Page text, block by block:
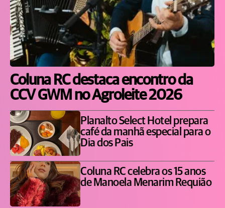
Coluna RC destaca encontro da
CCV GWM no Agroleite 2026
Planalto Select Hotel prepara
café da manhã especial para o
Dia dos Pais
Coluna RC celebra os 15 anos
de Manoela Menarim Requião